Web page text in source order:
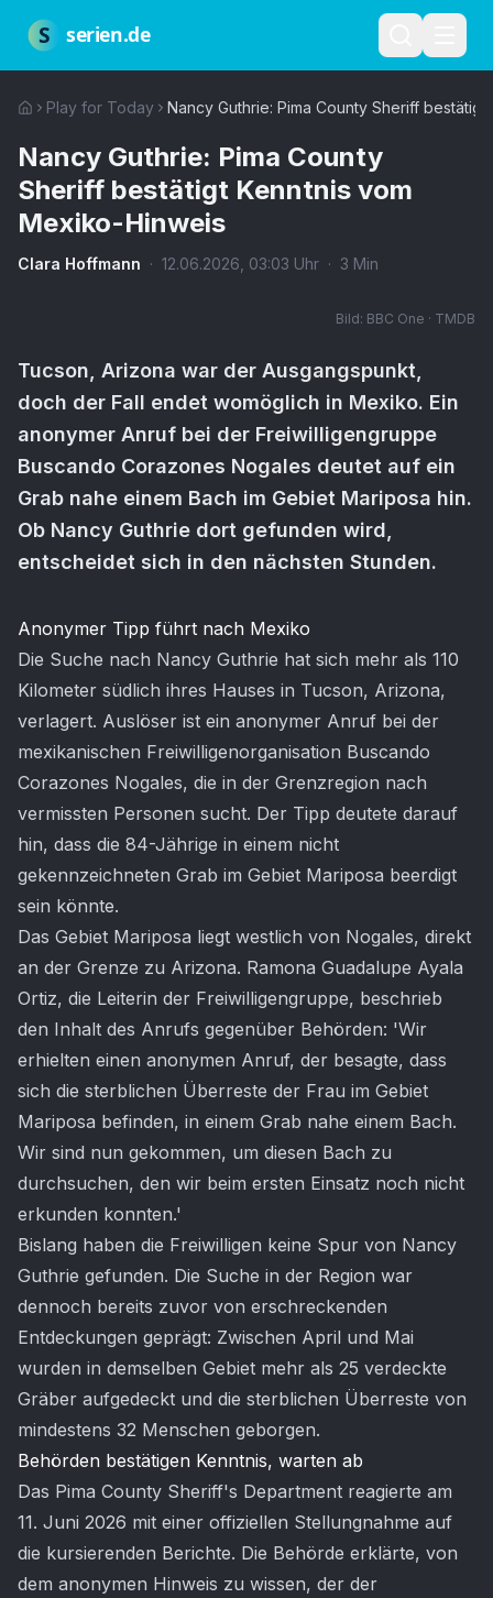
S serien.de
Play for Today Nancy Guthrie: Pima County Sheriff
Nancy Guthrie: Pima County
Sheriff bestätigt Kenntnis vom
Mexiko-Hinweis
Clara Hoffmann · 12.06.2026 03:03 Uhr · 3 Min
Bild: BBC One · TMDB
Tucson, Arizona war der Ausgangspunkt,
doch der Fall endet womöglich in Mexiko. Ein
anonymer Anruf bei der Freiwilligengruppe
Buscando Corazones Nogales deutet auf ein
Grab nahe einem Bach im Gebiet Mariposa hin.
Ob Nancy Guthrie dort gefunden wird,
entscheidet sich in den nächsten Stunden.
Artikel-Inhalt
Anonymer Tipp führt nach Mexiko
Die Suche nach Nancy Guthrie hat sich mehr als 110
Kilometer südlich ihres Hauses in Tucson, Arizona,
verlagert. Auslöser ist ein anonymer Anruf bei der
mexikanischen Freiwilligenorganisation Buscando
Corazones Nogales, die in der Grenzregion nach
vermissten Personen sucht. Der Tipp deutete darauf
hin, dass die 84-Jährige in einem nicht
gekennzeichneten Grab im Gebiet Mariposa beerdigt
sein könnte.
Das Gebiet Mariposa liegt westlich von Nogales, direkt
an der Grenze zu Arizona. Ramona Guadalupe Ayala
Ortiz, die Leiterin der Freiwilligengruppe, beschrieb
den Inhalt des Anrufs gegenüber Behörden: 'Wir
erhielten einen anonymen Anruf, der besagte, dass
sich die sterblichen Überreste der Frau im Gebiet
Mariposa befinden, in einem Grab nahe einem Bach.
Wir sind nun gekommen, um diesen Bach zu
durchsuchen, den wir beim ersten Einsatz noch nicht
erkunden konnten.'
Bislang haben die Freiwilligen keine Spur von Nancy
Guthrie gefunden. Die Suche in der Region war
dennoch bereits zuvor von erschreckenden
Entdeckungen geprägt: Zwischen April und Mai
wurden in demselben Gebiet mehr als 25 verdeckte
Gräber aufgedeckt und die sterblichen Überreste von
mindestens 32 Menschen geborgen.
Behörden bestätigen Kenntnis, warten ab
Das Pima County Sheriff's Department reagierte am
11. Juni 2026 mit einer offiziellen Stellungnahme auf
die kursierenden Berichte. Die Behörde erklärte, von
dem anonymen Hinweis zu wissen, der der
Nutzungsbedingungen